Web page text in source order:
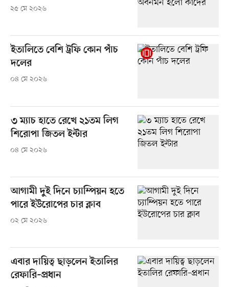
২৫ মে ২০২৬
ইতালিতে বেশি ট্রফি কোন পাঁচ
দলের
০৪ মে ২০২৬
৩ ম্যাচ হাতে রেখে ২১তম লিগ
শিরোপা জিতল ইন্টার
০৪ মে ২০২৬
আগামী দুই দিনে চ্যাম্পিয়ন হতে
পারে ইউরোপের চার ক্লাব
০২ মে ২০২৬
এবার দায়িত্ব ছাড়লেন ইতালির
রেফারি–প্রধান